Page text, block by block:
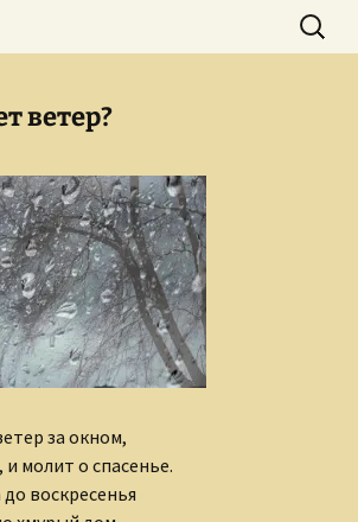
Грибановойписателя,
литературоведа
Найти:
ветер?
за окном,
молит о спасенье.
воскресенья